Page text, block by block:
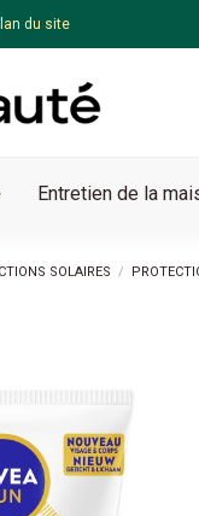
du site
Entretien de la
SOLAIRES